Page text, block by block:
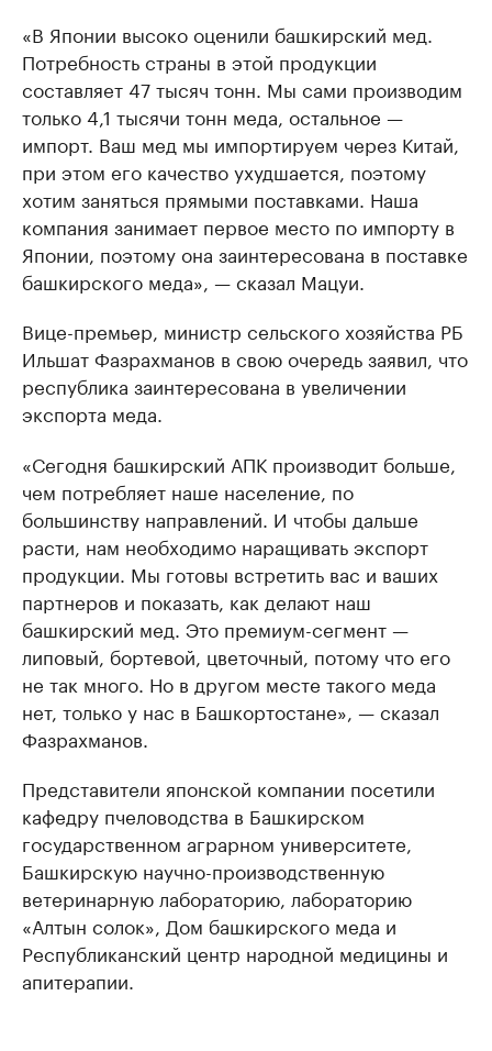
«В Японии высоко оценили башкирский мед.
Потребность страны в этой продукции
составляет 47 тысяч тонн. Мы сами производим
только 4,1 тысячи тонн меда, остальное —
импорт. Ваш мед мы импортируем через Китай,
при этом его качество ухудшается, поэтому
хотим заняться прямыми поставками. Наша
компания занимает первое место по импорту в
Японии, поэтому она заинтересована в поставке
башкирского меда», — сказал Мацуи.
Вице-премьер, министр сельского хозяйства РБ
Ильшат Фазрахманов в свою очередь заявил, что
республика заинтересована в увеличении
экспорта меда.
«Сегодня башкирский АПК производит больше,
чем потребляет наше население, по
большинству направлений. И чтобы дальше
расти, нам необходимо наращивать экспорт
продукции. Мы готовы встретить вас и ваших
партнеров и показать, как делают наш
башкирский мед. Это премиум-сегмент —
липовый, бортевой, цветочный, потому что его
не так много. Но в другом месте такого меда
нет, только у нас в Башкортостане», — сказал
Фазрахманов.
Представители японской компании посетили
кафедру пчеловодства в Башкирском
государственном аграрном университете,
Башкирскую научно-производственную
ветеринарную лабораторию, лабораторию
«Алтын солок», Дом башкирского меда и
Республиканский центр народной медицины и
апитерапии.